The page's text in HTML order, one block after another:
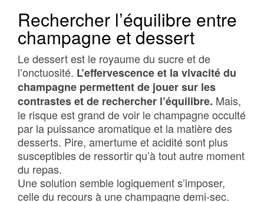
Rechercher l’équilibre entre
champagne et dessert
Le dessert est le royaume du sucre et de
l’onctuosité. L’effervescence et la vivacité du
champagne permettent de jouer sur les
contrastes et de rechercher l’équilibre. Mais,
le risque est grand de voir le champagne occulté
par la puissance aromatique et la matière des
desserts. Pire, amertume et acidité sont plus
susceptibles de ressortir qu’à tout autre moment
du repas.
Une solution semble logiquement s’imposer,
celle du recours à une champagne demi-sec.